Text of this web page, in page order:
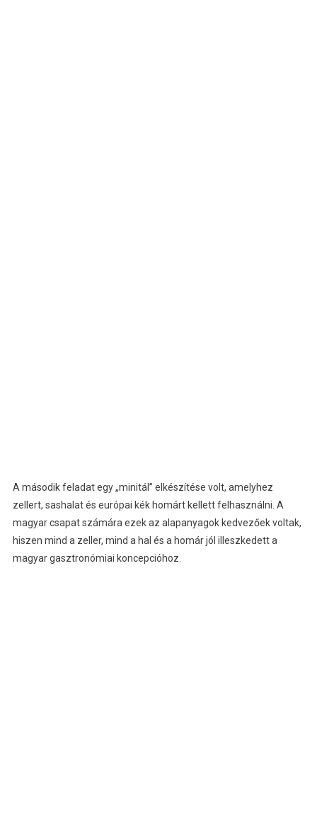
A második feladat egy „minitál” elkészítése volt, amelyhez
zellert, sashalat és európai kék homárt kellett felhasználni. A
magyar csapat számára ezek az alapanyagok kedvezőek voltak,
hiszen mind a zeller, mind a hal és a homár jól illeszkedett a
magyar gasztronómiai koncepcióhoz.